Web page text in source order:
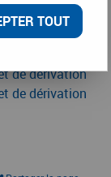
de dérivation
de dérivation
TOUT